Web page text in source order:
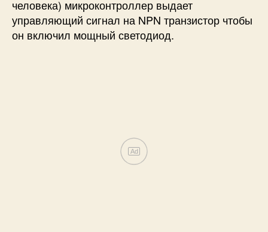
человека) микроконтроллер выдает
управляющий сигнал на NPN транзистор чтобы
он включил мощный светодиод.